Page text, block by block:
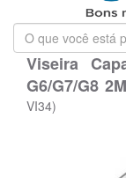
O
que
você
está
procurando?
Viseira
G6/G7/G8
VI34)